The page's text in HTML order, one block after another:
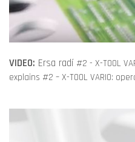
VIDEO: Ersa radí #2 - X-TOOL
explains #2 – X-TOOL VARIO: